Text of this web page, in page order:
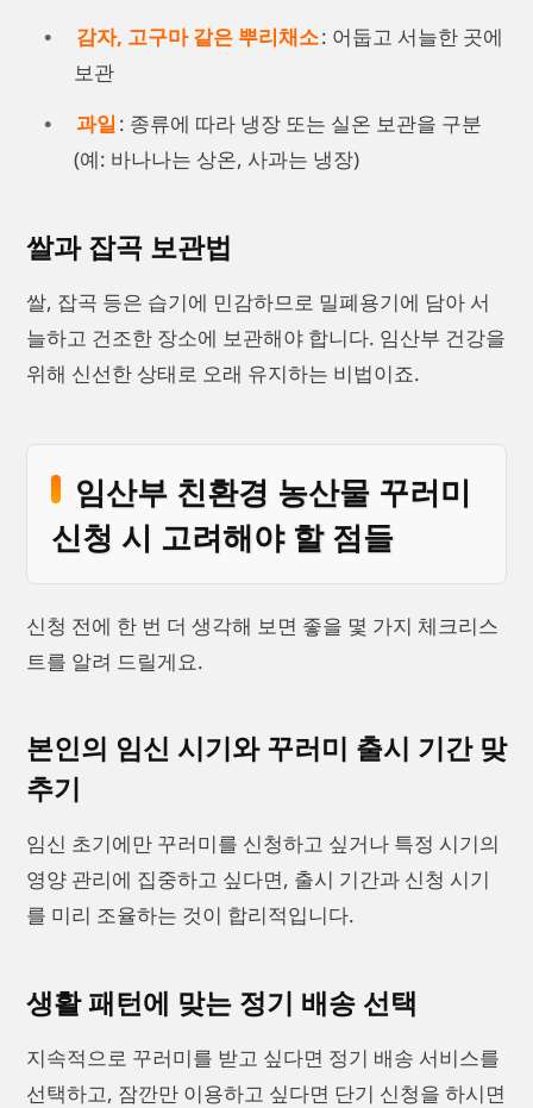
감자, 고구마 같은 뿌리채소: 어둡고 서늘한 곳에
보관
과일 : 종류에 따라 냉장 또는 실온 보관을 구분
(예: 바나나는 상온, 사과는 냉장)
쌀과 잡곡 보관법
쌀, 잡곡 등은 습기에 민감하므로 밀폐용기에 담아 서
늘하고 건조한 장소에 보관해야 합니다. 임산부 건강을
위해 신선한 상태로 오래 유지하는 비법이죠.
임산부 친환경 농산물 꾸러미
신청 시 고려해야 할 점들
신청 전에 한 번 더 생각해 보면 좋을 몇 가지 체크리스
트를 알려 드릴게요.
본인의 임신 시기와 꾸러미 출시 기간 맞
추기
임신 초기에만 꾸러미를 신청하고 싶거나 특정 시기의
영양 관리에 집중하고 싶다면, 출시 기간과 신청 시기
를 미리 조율하는 것이 합리적입니다.
생활 패턴에 맞는 정기 배송 선택
지속적으로 꾸러미를 받고 싶다면 정기 배송 서비스를
선택하고, 잠깐만 이용하고 싶다면 단기 신청을 하시면